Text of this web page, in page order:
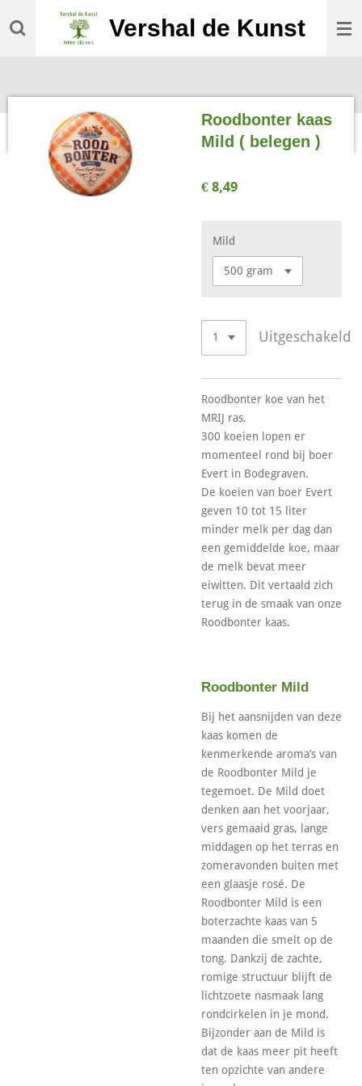
direct
Vershal de Kunst
Roodbonter kaas
Mild ( belegen )
€ 8,49
Mild
Uitgeschakeld
Roodbonter koe van het
MRIJ ras.
300 koeien lopen er
momenteel rond bij boer
Evert in Bodegraven.
De koeien van boer Evert
geven 10 tot 15 liter
minder melk per dag dan
een gemiddelde koe, maar
de melk bevat meer
eiwitten. Dit vertaald zich
terug in de smaak van onze
Roodbonter kaas.
Roodbonter Mild
Bij het aansnijden van deze
kaas komen de
kenmerkende aroma’s van
de Roodbonter Mild je
tegemoet. De Mild doet
denken aan het voorjaar,
vers gemaaid gras, lange
middagen op het terras en
zomeravonden buiten met
een glaasje rosé. De
Roodbonter Mild is een
boterzachte kaas van 5
maanden die smelt op de
tong. Dankzij de zachte,
romige structuur blijft de
lichtzoete nasmaak lang
rondcirkelen in je mond.
Bijzonder aan de Mild is
dat de kaas meer pit heeft
ten opzichte van andere